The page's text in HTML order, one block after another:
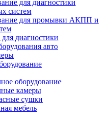
для диагностики
систем
для промывки АКПП и
диагностики
авто
оборудование
камеры
сушки
мебель